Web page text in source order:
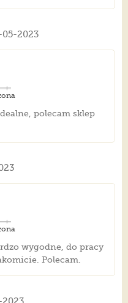
05-2023
polecam sklep
wygodne, do pracy
Polecam.